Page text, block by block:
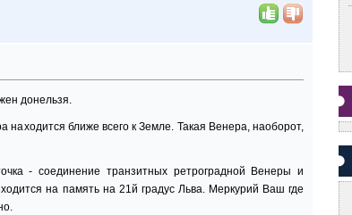
донельзя.
находится ближе всего к Земле. Такая Венера, наоборот,
- соединение транзитных ретроградной Венеры и
на память на 21й градус Льва. Меркурий Ваш где